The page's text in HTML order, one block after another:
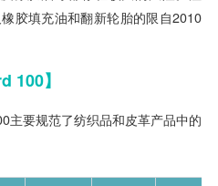
胶填充油和翻新轮胎的限自2010
100】
要规范了纺织品和皮革产品中的